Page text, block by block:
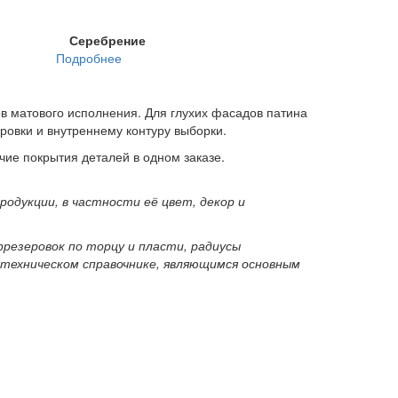
Серебрение
Подробнее
исполнения. Для глухих фасадов патина
и внутреннему контуру выборки.
покрытия деталей в одном заказе.
в частности её цвет, декор и
по торцу и пласти, радиусы
справочнике, являющимся основным